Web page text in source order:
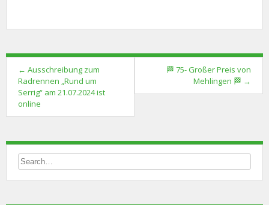
Post
navigation
← Ausschreibung zum
Radrennen „Rund um
Serrig“ am 21.07.2024 ist
online
🏁 75- Großer Preis von
Mehlingen 🏁 →